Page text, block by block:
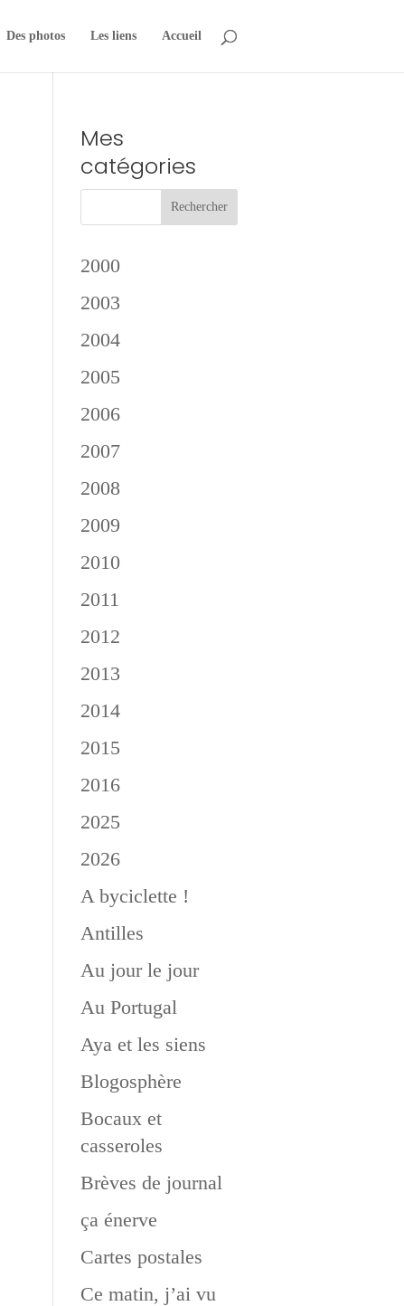
Des photos Les liens Accueil
Mes
catégories
2000
2003
2004
2005
2006
2007
2008
2009
2010
2011
2012
2013
2014
2015
2016
2025
2026
A byciclette !
Antilles
Au jour le jour
Au Portugal
Aya et les siens
Blogosphère
Bocaux et
casseroles
Brèves de journal
ça énerve
Cartes postales
Ce matin, j’ai vu